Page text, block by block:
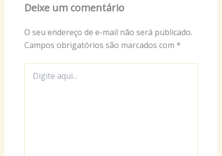
Deixe um comentário
O seu endereço de e-mail não será publicado.
Campos obrigatórios são marcados com *
aqui...